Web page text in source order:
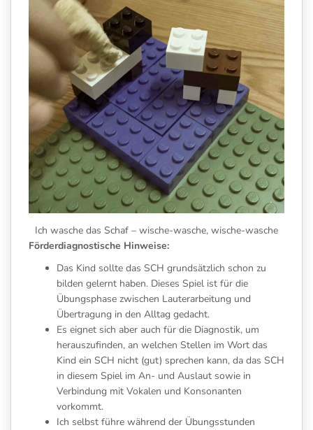
Ich wasche das Schaf – wische-wasche, wische-wasche
Förderdiagnostische Hinweise:
Das Kind sollte das SCH grundsätzlich schon zu
bilden gelernt haben. Dieses Spiel ist für die
Übungsphase zwischen Lauterarbeitung und
Übertragung in den Alltag gedacht.
Es eignet sich aber auch für die Diagnostik, um
herauszufinden, an welchen Stellen im Wort das
Kind ein SCH nicht (gut) sprechen kann, da das SCH
in diesem Spiel im An- und Auslaut sowie in
Verbindung mit Vokalen und Konsonanten
vorkommt.
Ich selbst führe während der Übungsstunden